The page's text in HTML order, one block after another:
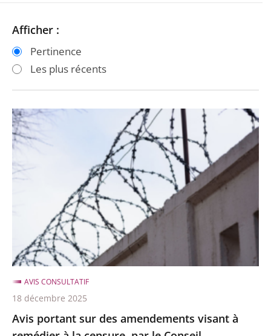
Passer
les
filtres
après
Passer
les
filtres
avant
Afficher :
Pertinence
Les plus récents
Avis
portant
sur
des
amendements
remédier
à
la
censure,
par
le
Avis portant sur des amendements visant à
AVIS CONSULTATIF
18 décembre 2025